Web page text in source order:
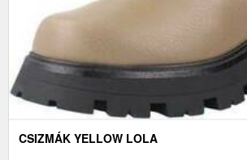
CSIZMÁK YELLOW LOLA